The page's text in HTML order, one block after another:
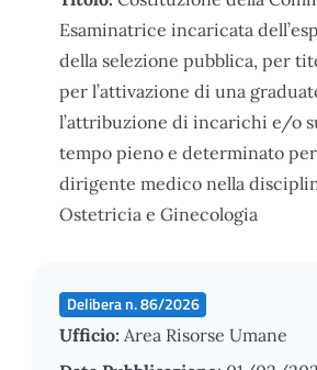
Esaminatrice incaricata
della selezione pubblica, per
per l’attivazione di una
l’attribuzione di incarichi e/o
tempo pieno e determinato
dirigente medico nella
Ostetricia e Ginecologia
Delibera n. 86/2026
Ufficio: Area Risorse Umane